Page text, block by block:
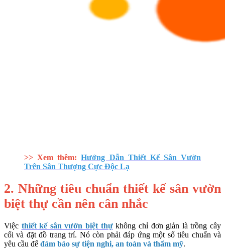
>> Xem thêm: Hướng Dẫn Thiết Kế Sân Vườn
Trên Sân Thượng Cực Độc Lạ
2. Những tiêu chuẩn thiết kế sân vườn
biệt thự cần nên cân nhắc
Việc thiết kế sân vườn biệt thự không chỉ đơn giản là trồng cây
cối và đặt đồ trang trí. Nó còn phải đáp ứng một số tiêu chuẩn và
yêu cầu để đảm bảo sự tiện nghi, an toàn và thẩm mỹ.